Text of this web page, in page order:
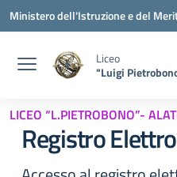
Vai ai contenuti
Vai al menu di navigazione
Vai al footer
Ministero dell'Istruzione e del
Liceo
"Luigi
LICEO “L.PIETROBONO”-
Registro